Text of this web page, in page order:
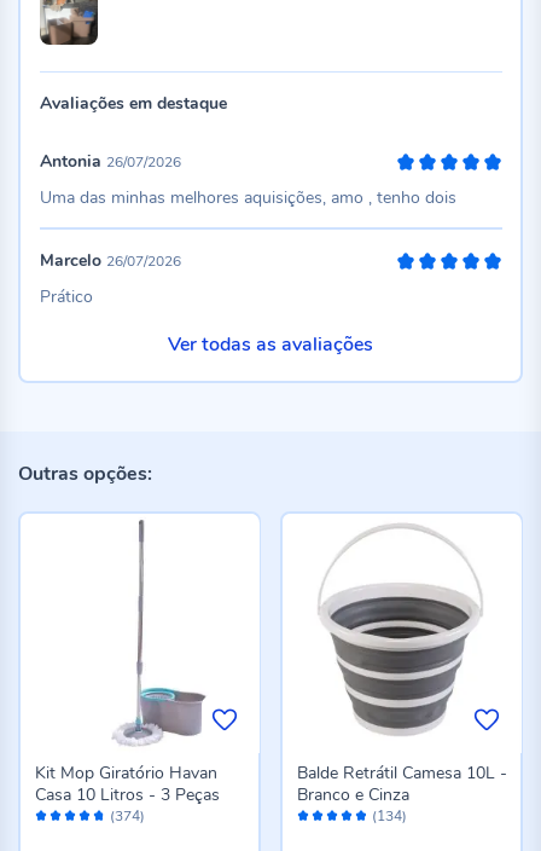
Avaliações em destaque
Antonia 26/07/2026
Uma das minhas melhores aquisições, amo , tenho dois
Marcelo 26/07/2026
Prático
Ver todas as avaliações
Outras opções:
Avaliação: (374)
Kit Mop Giratório Havan
Casa 10 Litros - 3 Peças
Avaliação: (134)
Balde Retrátil Camesa 10L -
Branco e Cinza